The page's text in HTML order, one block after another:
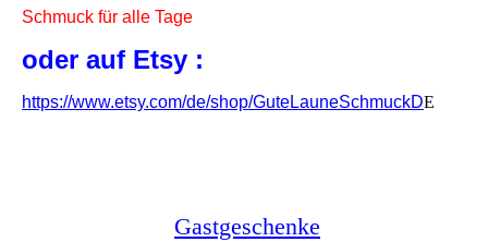
Schmuck für alle Tage
oder auf Etsy :
https://www.etsy.com/de/shop/GuteLauneSchmuckDE
Gastgeschenke